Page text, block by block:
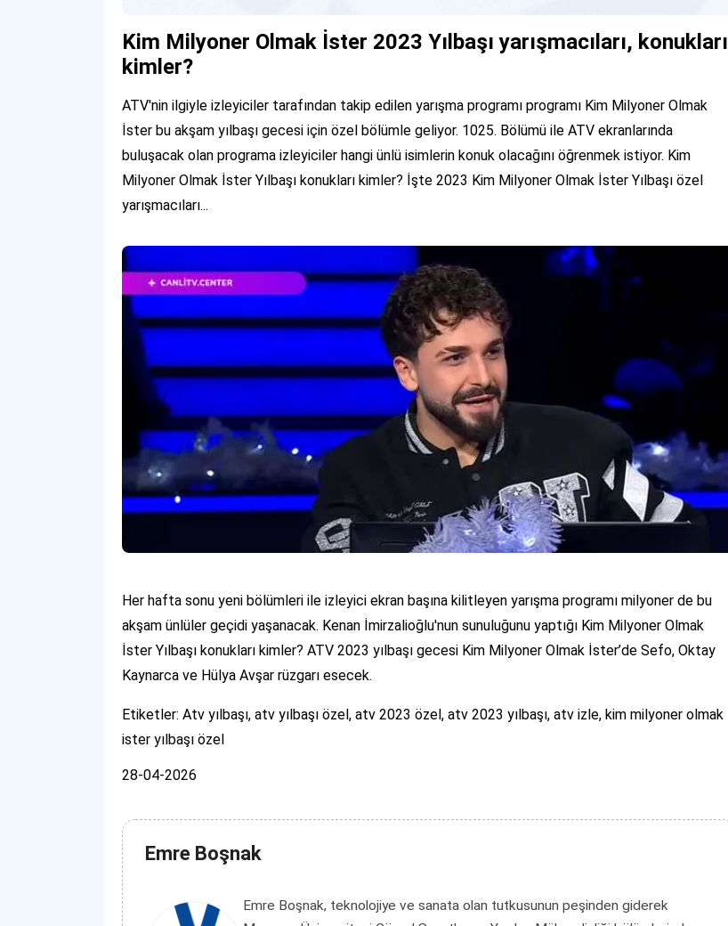
Kim Milyoner Olmak İster 2023 Yılbaşı yarışmacıları, konukları
kimler?
ATV'nin ilgiyle izleyiciler tarafından takip edilen yarışma programı programı Kim Milyoner Olmak
İster bu akşam yılbaşı gecesi için özel bölümle geliyor. 1025. Bölümü ile ATV ekranlarında
buluşacak olan programa izleyiciler hangi ünlü isimlerin konuk olacağını öğrenmek istiyor. Kim
Milyoner Olmak İster Yılbaşı konukları kimler? İşte 2023 Kim Milyoner Olmak İster Yılbaşı özel
yarışmacıları...
Her hafta sonu yeni bölümleri ile izleyici ekran başına kilitleyen yarışma programı milyoner de bu
akşam ünlüler geçidi yaşanacak. Kenan İmirzalioğlu'nun sunuluğunu yaptığı Kim Milyoner Olmak
İster Yılbaşı konukları kimler? ATV 2023 yılbaşı gecesi Kim Milyoner Olmak İster’de Sefo, Oktay
Kaynarca ve Hülya Avşar rüzgarı esecek.
Etiketler: Atv yılbaşı, atv yılbaşı özel, atv 2023 özel, atv 2023 yılbaşı, atv izle, kim milyoner olmak
ister yılbaşı özel
28-04-2026
Emre Boşnak
Emre Boşnak, teknolojiye ve sanata olan tutkusunun peşinden giderek